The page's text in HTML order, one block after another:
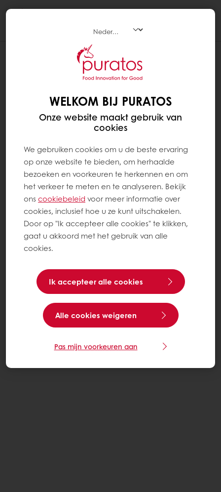
WELKOM BIJ PURATOS
Onze website maakt gebruik van
cookies
We gebruiken cookies om u de beste ervaring
op onze website te bieden, om herhaalde
bezoeken en voorkeuren te herkennen en om
het verkeer te meten en te analyseren. Bekijk
ons ​​cookiebeleid voor meer informatie over
cookies, inclusief hoe u ze kunt uitschakelen.
Door op "Ik accepteer alle cookies" te klikken,
gaat u akkoord met het gebruik van alle
cookies.
Ik accepteer alle cookies
Alle cookies weigeren
Pas mijn voorkeuren aan